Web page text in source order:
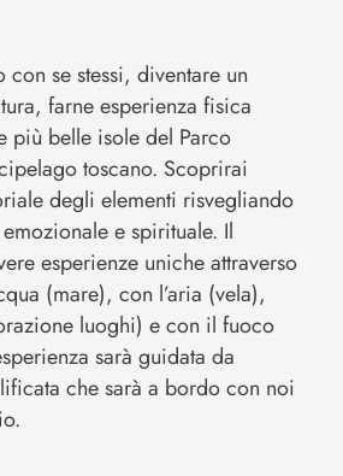
con se stessi, diventare un
farne esperienza fisica
più belle isole del Parco
toscano. Scoprirai
degli elementi risvegliando
e spirituale. Il
esperienze uniche attraverso
(mare), con l’aria (vela),
luoghi) e con il fuoco
sarà guidata da
che sarà a bordo con noi